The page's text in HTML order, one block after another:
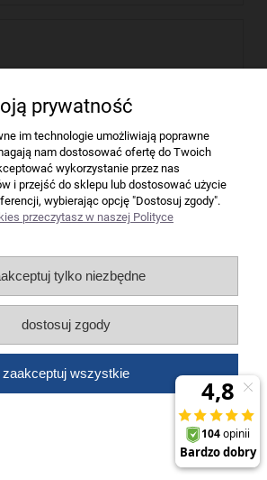
Ideal 3104 CC 2x15 mm -
RABAT - Negocjuj cenę!
9 390,00 zł
Cena netto:7 634,15 zł
prywatność
im technologie umożliwiają poprawne
nam dostosować ofertę do Twoich
wykorzystanie przez nas
i przejść do sklepu lub dostosować użycie
wybierając opcję "Dostosuj zgody".
przeczytasz w naszej Polityce
tylko niezbędne
dostosuj zgody
zaakceptuj wszystkie